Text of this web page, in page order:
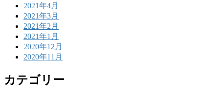
2021年4月
2021年3月
2021年2月
2021年1月
2020年12月
2020年11月
カテゴリー